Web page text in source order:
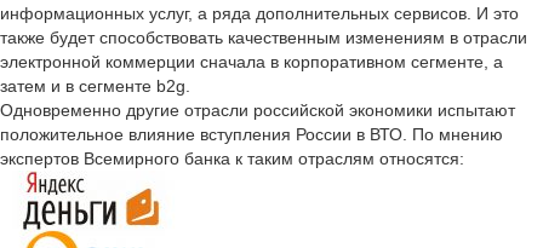
информационных услуг, а ряда дополнительных сервисов. И это
также будет способствовать качественным изменениям в отрасли
электронной коммерции сначала в корпоративном сегменте, а
затем и в сегменте b2g.
Одновременно другие отрасли российской экономики испытают
положительное влияние вступления России в ВТО. По мнению
экспертов Всемирного банка к таким отраслям относятся: